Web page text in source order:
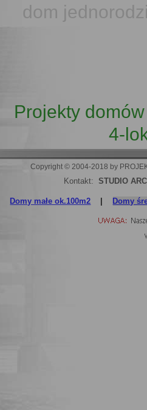
dom
Projekty
4-
Copyright © 2004-2018 by
Kontakt: STUDIO
Domy małe ok.100m2 Domy